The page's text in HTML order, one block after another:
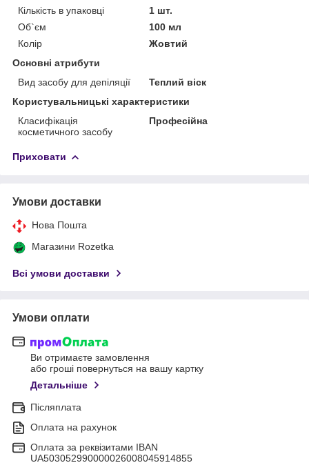
Кількість в упаковці
1 шт.
Об`єм
100 мл
Колір
Жовтий
Основні атрибути
Вид засобу для депіляції
Теплий віск
Користувальницькі характеристики
Класифікація
косметичного засобу
Професійна
Приховати
Умови доставки
Нова Пошта
Магазини Rozetka
Всі умови доставки
Умови оплати
Ви отримаєте замовлення
або гроші повернуться на вашу картку
Детальніше
Післяплата
Оплата на рахунок
Оплата за реквізитами IBAN
UA503052990000026008045914855